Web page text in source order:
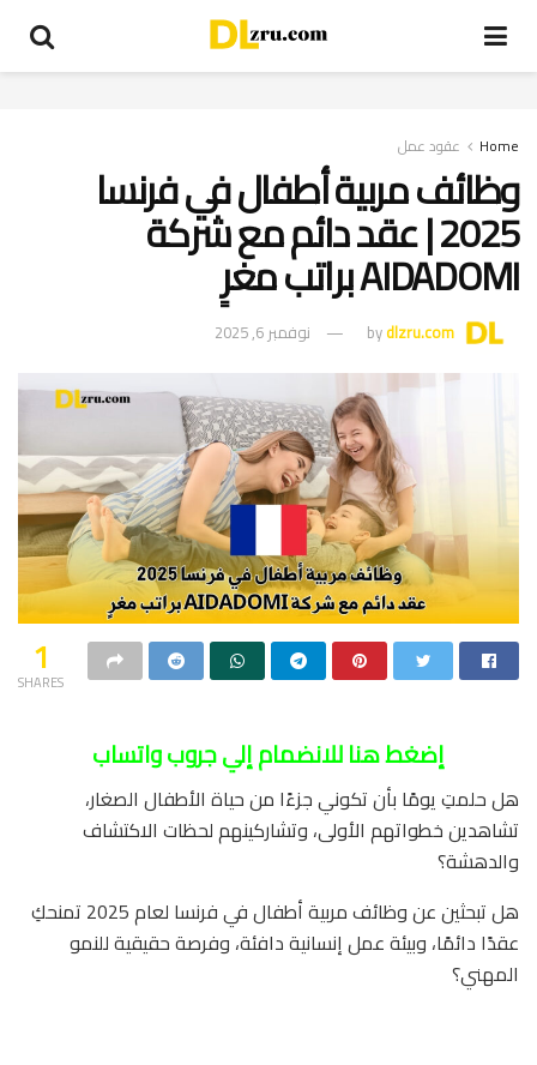
Home عقود عمل
وظائف مربية أطفال في فرنسا
2025 | عقد دائم مع شركة
AIDADOMI براتب مغرٍ
bydlzru.com نوفمبر 6, 2025
1
SHARES
إضغط هنا للانضمام إلي جروب واتساب
هل حلمتِ يومًا بأن تكوني جزءًا من حياة الأطفال الصغار،
تشاهدين خطواتهم الأولى، وتشاركينهم لحظات الاكتشاف
والدهشة؟
هل تبحثين عن وظائف مربية أطفال في فرنسا لعام 2025 تمنحكِ
عقدًا دائمًا، وبيئة عمل إنسانية دافئة، وفرصة حقيقية للنمو
المهني؟